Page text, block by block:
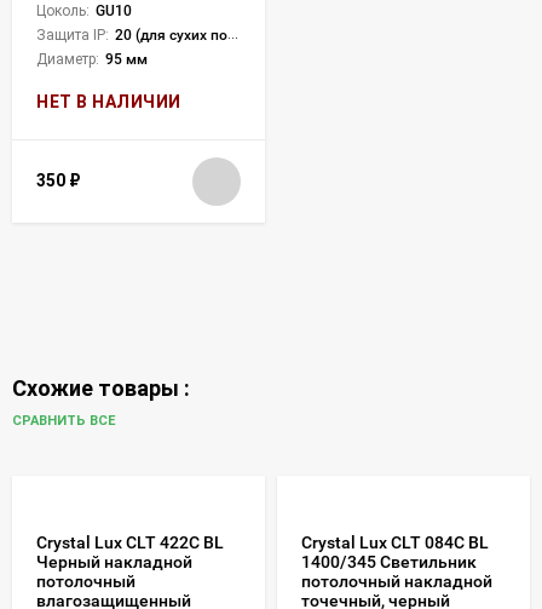
Цоколь: GU10
Защита IP: 20 (для сухих пом.)
Диаметр: 95 мм
НЕТ В НАЛИЧИИ
350 ₽
Схожие товары :
СРАВНИТЬ ВСЕ
Crystal Lux CLT 422C BL
Черный накладной
потолочный
влагозащищенный
Crystal Lux CLT 084C BL
1400/345 Светильник
потолочный накладной
точечный, черный